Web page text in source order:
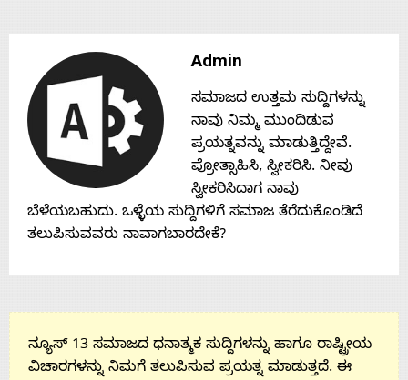
Contact
Us
Admin
ಸಮಾಜದ ಉತ್ತಮ ಸುದ್ದಿಗಳನ್ನು
ನಾವು ನಿಮ್ಮ ಮುಂದಿಡುವ
ಪ್ರಯತ್ನವನ್ನು ಮಾಡುತ್ತಿದ್ದೇವೆ.
ಪ್ರೋತ್ಸಾಹಿಸಿ, ಸ್ವೀಕರಿಸಿ. ನೀವು
ಸ್ವೀಕರಿಸಿದಾಗ ನಾವು
ಬೆಳೆಯಬಹುದು. ಒಳ್ಳೆಯ ಸುದ್ದಿಗಳಿಗೆ ಸಮಾಜ ತೆರೆದುಕೊಂಡಿದೆ
ತಲುಪಿಸುವವರು ನಾವಾಗಬಾರದೇಕೆ?
ನ್ಯೂಸ್ 13 ಸಮಾಜದ ಧನಾತ್ಮಕ ಸುದ್ದಿಗಳನ್ನು ಹಾಗೂ ರಾಷ್ಟ್ರೀಯ
ವಿಚಾರಗಳನ್ನು ನಿಮಗೆ ತಲುಪಿಸುವ ಪ್ರಯತ್ನ ಮಾಡುತ್ತದೆ. ಈ